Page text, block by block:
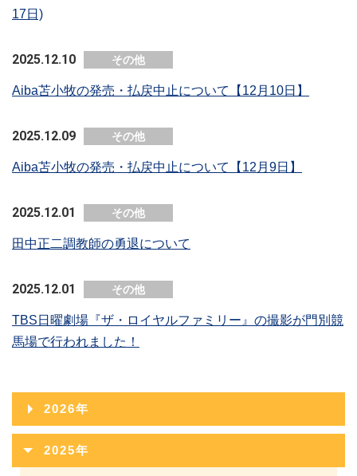
17日)
2025.12.10 その他
Aiba苫小牧の発売・払戻中止について【12月10日】
2025.12.09 その他
Aiba苫小牧の発売・払戻中止について【12月9日】
2025.12.01 その他
田中正二調教師の勇退について
2025.12.01 その他
TBS日曜劇場『ザ・ロイヤルファミリー』の撮影が門別競
馬場で行われました！
2026年
2026年08月
2025年